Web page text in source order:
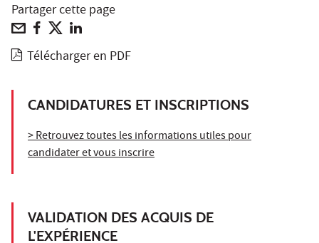
Partager cette page
Télécharger en PDF
CANDIDATURES ET INSCRIPTIONS
> Retrouvez toutes les informations utiles pour
candidater et vous inscrire
VALIDATION DES ACQUIS DE
L'EXPÉRIENCE